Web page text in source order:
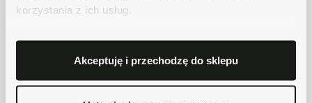
korzystania z ich usług.
Akceptuję i przechodzę do sklepu
Szczegóły produktu